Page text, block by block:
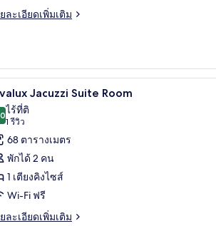
ละเอียดเพิ่มเติม
, พื้นที่ทำงานแบบใช้แล็ปท็อป
ถ่าย
หมด
Divalux Jacuzzi
4 Jacuzzi Suite Room
จาก 10
ไร้ที่ติ
1 รีวิว
(1
รีวิว)
68 ตารางเมตร
พักได้ 2 คน
1 เตียงคิงไซส์
Wi-Fi ฟรี
ละเอียดเพิ่มเติม